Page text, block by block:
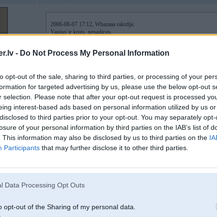
- Do Not Process My Personal Information
opt-out of the sale, sharing to third parties, or processing of your
for targeted advertising by us, please use the below opt-out
selection. Please note that after your opt-out request is processed
interest-based ads based on personal information utilized by us
to third parties prior to your opt-out. You may separately
of your personal information by third parties on the IAB’s list of
This information may also be disclosed by us to third parties on the
Participants that may further disclose it to other third parties.
Data Processing Opt Outs
opt-out of the Sharing of my personal data.
2006-08-07 17:12, Whazaaa rakstīja:
Yanjux ir kruts, nepadirsts.
ei slish, njegonji gusej Mans 1,6 iet hulji tihochesh*2
07. Aug 2006, 17:14
Skatos jums te klopite briest